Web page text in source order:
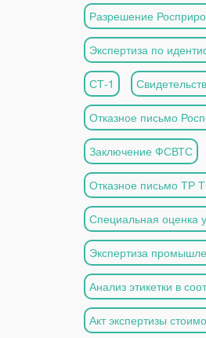
Разрешение
Экспертиза по
СТ-1
Отказное письмо
Заключение ФСВТС
Отказное письмо ТР
Специальная оценка
Экспертиза
Анализ этикетки в
Акт экспертизы